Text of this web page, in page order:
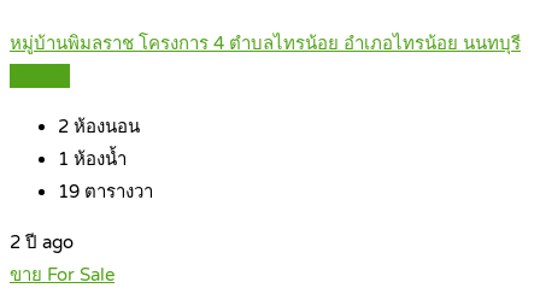
หมู่บ้านพิมลราช โครงการ 4 ตำบลไทรน้อย อำเภอไทรน้อย นนทบุรี
2 ห้องนอน
1 ห้องน้ำ
19 ตารางวา
2 ปี ago
ขาย For Sale